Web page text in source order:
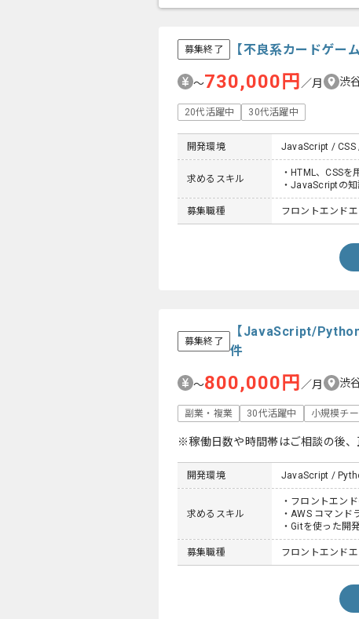
募集終了 【不良系カードゲー
〜730,000円 ／月 渋
20代活躍中 30代活躍中
開発環境 JavaScript /
求めるスキル
・HTML、CSS
・JavaScriptの知
募集職種 フロントエンド
募集終了
【JavaScript/Python
件
〜800,000円 ／月 渋
副業・複業 30代活躍中 小規模チ
※稼働日数や時間帯はご相談の後、
開発環境 JavaScript /
求めるスキル
・フロントエン
・AWS コマンド
・Gitを使った開
募集職種 フロントエンド